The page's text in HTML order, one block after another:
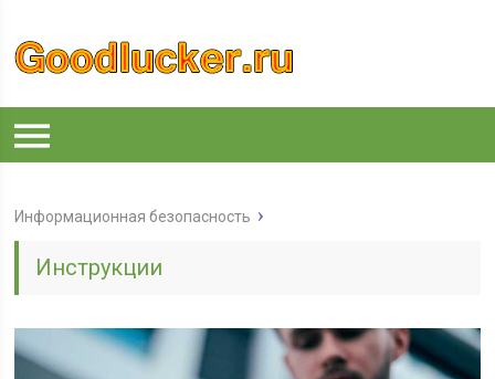
Информационная безопасность
Инструкции